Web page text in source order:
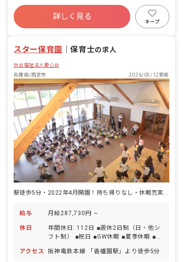
接することを保育理念としています。 ■
保育の特徴 「考え・表現できる力を育
む」 英語・体操・リトミックや造形な
ど、子どもたちの感性を育む体験を用意
活動します。
社会保険完備
有給
福利厚生充実
残業少なめ
産休育休制度
詳しく見る
キープ
スター保育園 ｜保育士の求人
社会福祉法人愛心会
兵庫県/西宮市
2026/05/12更新
給与 月給287,730円 ~
休日
年間休日: 112日 ■週休2日制（日・他シ
フト制） ■祝日 ■GW休暇 ■夏季休暇 ■年
産休育休休暇 ■介護休暇 ■看護休暇
アクセス 阪神電鉄本線 「香櫨園駅」より徒歩5分